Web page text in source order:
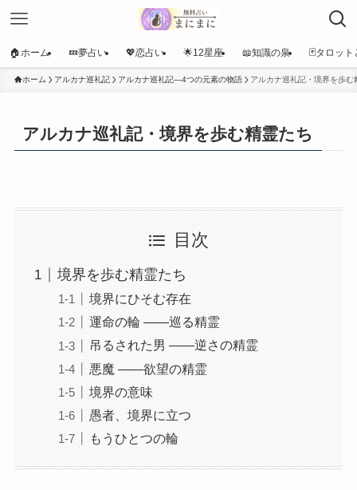
🏠ホーム 💤夢占い 💖恋占い 🌟12星座 📖知識の泉 🃏タロット
ホーム アルカナ巡礼記 アルカナ巡礼記―4つの元素の物語 アルカナ巡礼記・境界を歩む
アルカナ巡礼記・境界を歩む精霊たち
目次
境界を歩む精霊たち
境界にひそむ存在
運命の輪 ――巡る精霊
吊るされた男 ――逆さの精霊
悪魔 ――欲望の精霊
境界の意味
愚者、境界に立つ
もうひとつの輪